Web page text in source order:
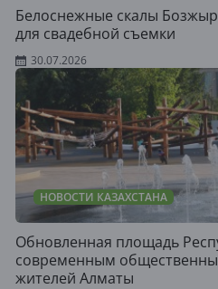
Белоснежные скалы
для свадебной съемки
30.07.2026
НОВОСТИ КАЗАХСТАНА
Обновленная площадь
современным
жителей Алматы